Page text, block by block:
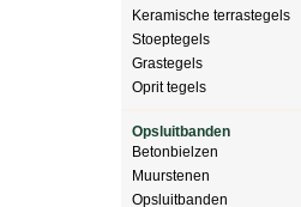
Keramische terrastegels
Stoeptegels
Grastegels
Oprit tegels
Opsluitbanden
Betonbielzen
Muurstenen
Opsluitbanden